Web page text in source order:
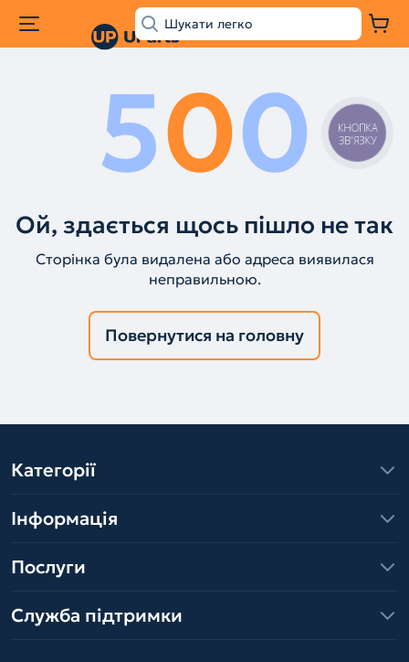
500
Ой, здається щось пішло не так
Сторінка була видалена або адреса виявилася
неправильною.
Повернутися на головну
Категорії
Інформація
Послуги
Служба підтримки
КНОПКА
ЗВ'ЯЗКУ